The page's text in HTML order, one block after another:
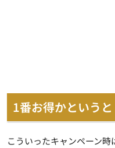
1番お得かというと
こういったキャンペーン